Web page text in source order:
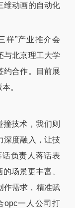
维动画的自动化
样”产业推介会
与北京理工大学
约合作。目前展
。
技术，我们则
深度融入，让技
负责人蒋话表
场景更丰富、
作需求，精准赋
opc一人公司打